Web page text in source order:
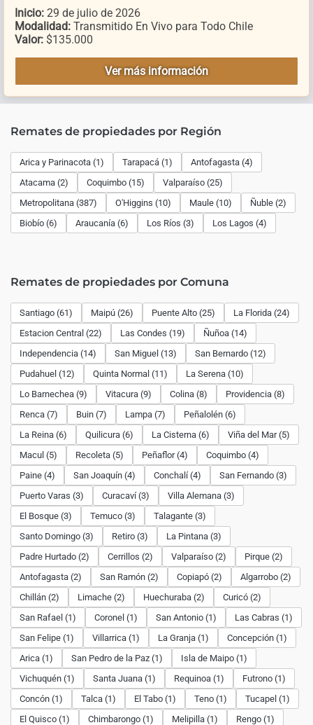
Inicio: 29 de julio de 2026
Modalidad: Transmitido En Vivo para Todo Chile
Valor: $135.000
Ver más información
Remates de propiedades por Región
Arica y Parinacota (1) Tarapacá (1)
Antofagasta (4)
Atacama (2)
Coquimbo (15)
Valparaíso (25)
Metropolitana (387)
O'Higgins (10) Maule (10)
Ñuble (2)
Biobío (6)
Araucanía (6) Los Ríos (3) Los Lagos (4)
Remates de propiedades por Comuna
Santiago (61) Maipú (26) Puente Alto (25)
La Florida (24)
Estacion Central (22)
Las Condes (19)
Ñuñoa (14)
Independencia (14)
San Miguel (13)
San Bernardo (12)
Pudahuel (12)
Quinta Normal (11)
La Serena (10)
Lo Barnechea (9)
Vitacura (9) Colina (8)
Providencia (8)
Renca (7)
Buin (7) Lampa (7)
Peñalolén (6)
La Reina (6)
Quilicura (6) La Cisterna (6)
Viña del Mar (5)
Macul (5)
Recoleta (5) Peñaflor (4)
Coquimbo (4)
Paine (4)
San Joaquín (4) Conchalí (4)
San Fernando (3)
Puerto Varas (3)
Curacaví (3)
Villa Alemana (3)
El Bosque (3)
Temuco (3)
Talagante (3)
Santo Domingo (3)
Retiro (3)
La Pintana (3)
Padre Hurtado (2)
Cerrillos (2) Valparaíso (2)
Pirque (2)
Antofagasta (2)
San Ramón (2) Copiapó (2)
Algarrobo (2)
Chillán (2)
Limache (2) Huechuraba (2)
Curicó (2)
San Rafael (1)
Coronel (1) San Antonio (1)
Las Cabras (1)
San Felipe (1)
Villarrica (1) La Granja (1)
Concepción (1)
Arica (1)
San Pedro de la Paz (1)
Isla de Maipo (1)
Vichuquén (1)
Santa Juana (1) Requinoa (1)
Futrono (1)
Concón (1)
Talca (1) El Tabo (1) Teno (1)
Tucapel (1)
El Quisco (1)
Chimbarongo (1) Melipilla (1)
Rengo (1)